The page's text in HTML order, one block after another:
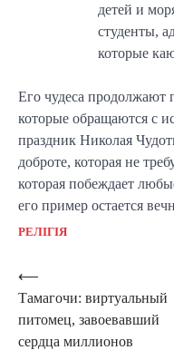
детей и
студенты,
которые
Его чудеса продолжают
которые обращаются с
праздник Николая
доброте, которая не
которая побеждает
его пример остается
РЕЛІГІЯ
Навигация
по
записям
⟵
Тамагочи: виртуальный
питомец, завоевавший
сердца миллионов